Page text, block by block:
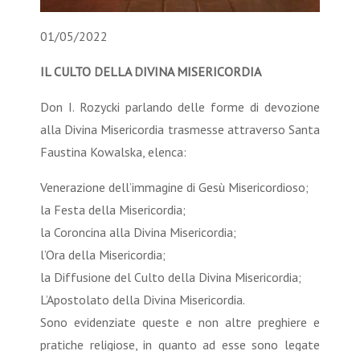
01/05/2022
IL CULTO DELLA DIVINA MISERICORDIA
Don I. Rozycki parlando delle forme di devozione
alla Divina Misericordia trasmesse attraverso Santa
Faustina Kowalska, elenca:
Venerazione dell’immagine di Gesù Misericordioso;
la Festa della Misericordia;
la Coroncina alla Divina Misericordia;
l’Ora della Misericordia;
la Diffusione del Culto della Divina Misericordia;
L’Apostolato della Divina Misericordia.
Sono evidenziate queste e non altre preghiere e
pratiche religiose, in quanto ad esse sono legate